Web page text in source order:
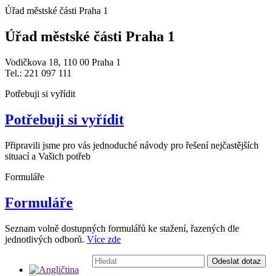
Úřad městské části Praha 1
Úřad městské části Praha 1
Vodičkova 18, 110 00 Praha 1
Tel.: 221 097 111
Potřebuji si vyřídit
Potřebuji si vyřídit
Připravili jsme pro vás jednoduché návody pro řešení nejčastějších
situací a Vašich potřeb
Formuláře
Formuláře
Seznam volně dostupných formulářů ke stažení, řazených dle
jednotlivých odborů. Více zde
Vyhledávání:
Odeslat dotaz